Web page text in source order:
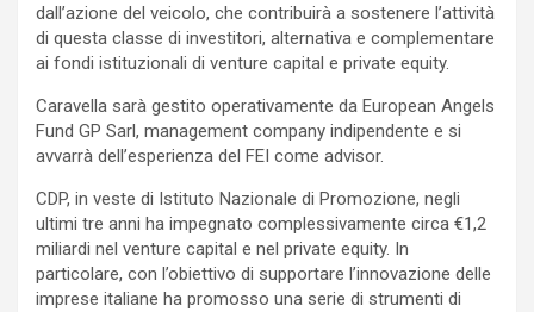
dall’azione del veicolo, che contribuirà a sostenere l’attività
di questa classe di investitori, alternativa e complementare
ai fondi istituzionali di venture capital e private equity.
Caravella sarà gestito operativamente da European Angels
Fund GP Sarl, management company indipendente e si
avvarrà dell’esperienza del FEI come advisor.
CDP, in veste di Istituto Nazionale di Promozione, negli
ultimi tre anni ha impegnato complessivamente circa €1,2
miliardi nel venture capital e nel private equity. In
particolare, con l’obiettivo di supportare l’innovazione delle
imprese italiane ha promosso una serie di strumenti di